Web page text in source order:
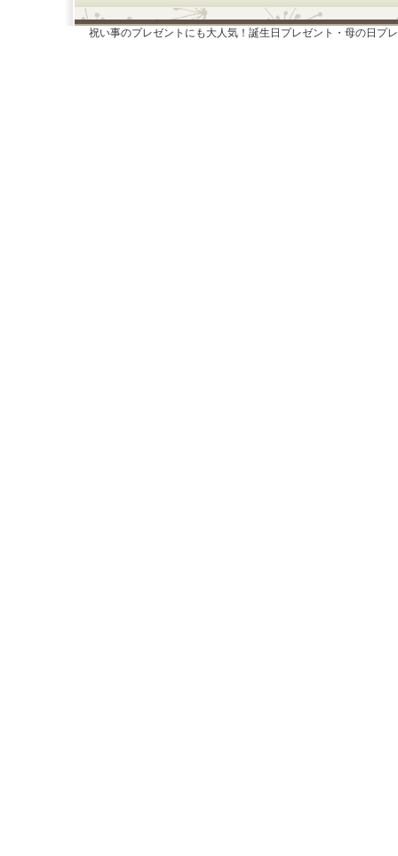
祝い事のプレゼントにも大人気！誕生日プレゼント・母の日プ